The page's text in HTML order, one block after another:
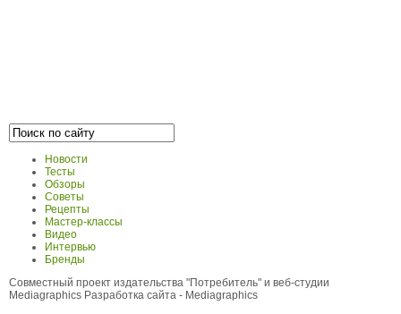
Новости
Тесты
Обзоры
Советы
Рецепты
Мастер-классы
Видео
Интервью
Бренды
Совместный проект издательства "Потребитель" и веб-студии
Mediagraphics Разработка сайта - Mediagraphics